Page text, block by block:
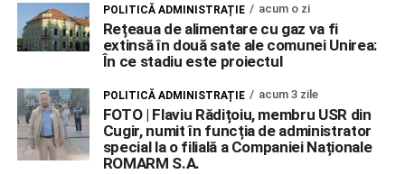
POLITICĂ ADMINISTRAȚIE acum o zi
Rețeaua de alimentare cu gaz va fi
extinsă în două sate ale comunei Unirea:
În ce stadiu este proiectul
POLITICĂ ADMINISTRAȚIE acum 3 zile
FOTO | Flaviu Rădițoiu, membru USR din
Cugir, numit în funcția de administrator
special la o filială a Companiei Naționale
ROMARM S.A.